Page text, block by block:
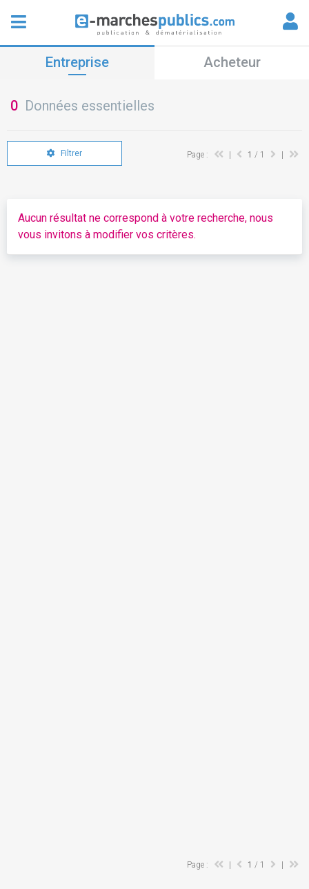
Entreprise Acheteur
0 Données essentielles
Filtrer Page : 1 / 1
Aucun résultat ne correspond à votre recherche, nous
vous invitons à modifier vos critères.
Page : 1 / 1